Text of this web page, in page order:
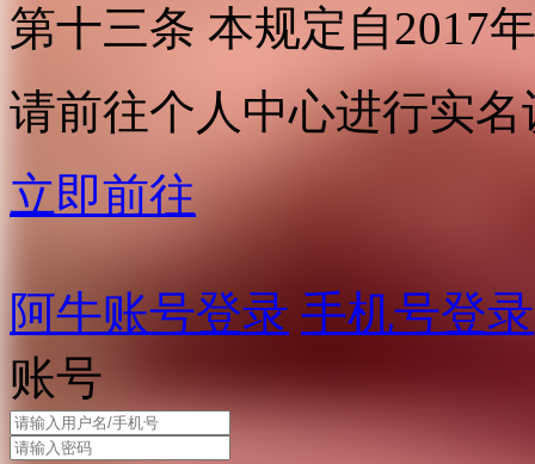
第十三条 本规定自2017
请前往个人中心进行实名
立即前往
阿牛账号登录 手机号登录
账号